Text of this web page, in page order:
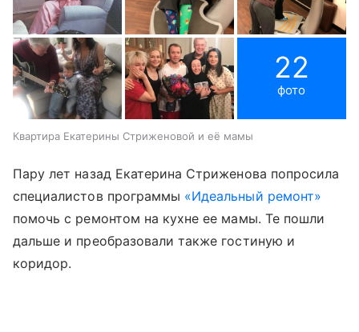
22
фото
Квартира Екатерины Стриженовой и её мамы
Пару лет назад Екатерина Стриженова попросила
специалистов программы «Идеальный ремонт»
помочь с ремонтом на кухне ее мамы. Те пошли
дальше и преобразовали также гостиную и
коридор.